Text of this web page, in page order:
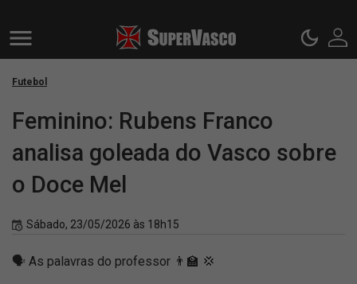
Futebol
Feminino: Rubens Franco
analisa goleada do Vasco sobre
o Doce Mel
Sábado, 23/05/2026 às 18h15
🗣️ As palavras do professor 👨‍🏫 💢